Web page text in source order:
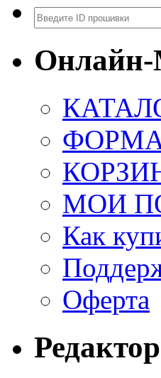
Поиск
Онлайн-
МОИ
Как
Оферта